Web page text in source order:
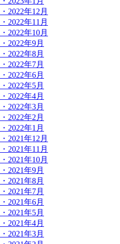
・2022年12月
・2022年11月
・2022年10月
・2022年9月
・2022年8月
・2022年7月
・2022年6月
・2022年5月
・2022年4月
・2022年3月
・2022年2月
・2022年1月
・2021年12月
・2021年11月
・2021年10月
・2021年9月
・2021年8月
・2021年7月
・2021年6月
・2021年5月
・2021年4月
・2021年3月